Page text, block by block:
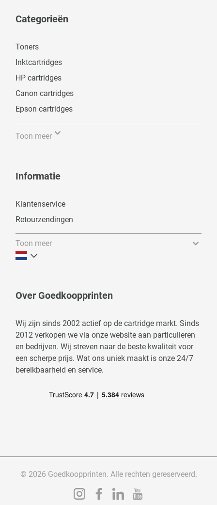
Categorieën
Toners
Inktcartridges
HP cartridges
Canon cartridges
Epson cartridges
Toon meer
Informatie
Klantenservice
Retourzendingen
Toon meer
Over Goedkoopprinten
Wij zijn sinds 2002 actief op de cartridge markt. Sinds
2012 verkopen we via onze website aan particulieren
en bedrijven. Wij streven naar de beste kwaliteit voor
een scherpe prijs. Wat ons uniek maakt is onze 24/7
bereikbaarheid en service.
© 2026 Goedkoopprinten. Alle rechten gereserveerd.